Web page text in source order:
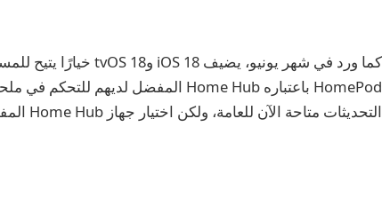
التحديثات متاحة الآن للعامة، ولكن اختيار جهاز Home Hub المفضل قد يكون أمرًا صعبًا بعض الشيء.